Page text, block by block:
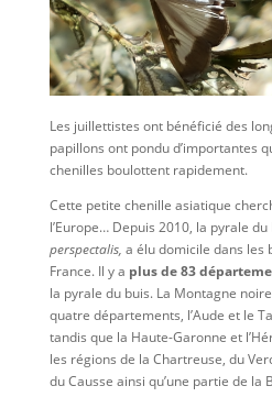
Les juillettistes ont bénéficié des
papillons ont pondu d’importantes
chenilles boulottent rapidement.
Cette petite chenille asiatique
l’Europe… Depuis 2010, la pyrale du
perspectalis, a élu domicile dans les
France. Il y a plus de 83
la pyrale du buis. La Montagne
quatre départements, l’Aude et le
tandis que la Haute-Garonne et
les régions de la Chartreuse, du
du Causse ainsi qu’une partie de la